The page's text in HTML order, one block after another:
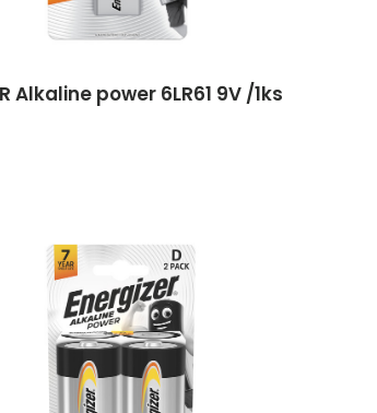
Alkaline power 6LR61 9V /1ks